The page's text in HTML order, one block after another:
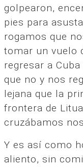
golpearon,
pies para
rogamos que
tomar un vuelo
regresar a
que no y nos
lejana que la
frontera de
cruzábamos
Y es así como
aliento, sin